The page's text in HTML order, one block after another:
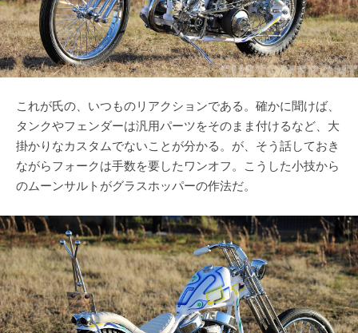
これが氏の、いつものリアクションである。確かに聞けば、
タンクやフェンダーは汎用パーツをそのまま付けるなど、大
掛かりなカスタムでないことが分かる。が、そう話しておき
ながらフォークは手数を要したワンオフ。こうした小技から
のムーンサルトがグラスホッパーの作法だ。